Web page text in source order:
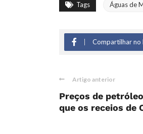
Tags Águas de
Compartilhar no
Artigo anterior
Preços de
que os receios de